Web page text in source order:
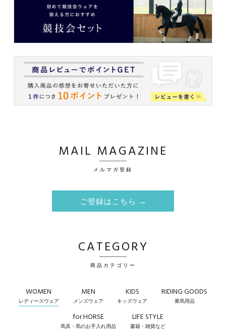
MAIL MAGAZINE
メルマガ登録
ご登録はこちら →
CATEGORY
商品カテゴリー
WOMEN
レディースウェア
MEN
メンズウェア
KIDS
キッズウェア
RIDING GOODS
乗馬用品
for HORSE
馬具・馬のお手入れ用品
LIFE STYLE
書籍・雑貨など